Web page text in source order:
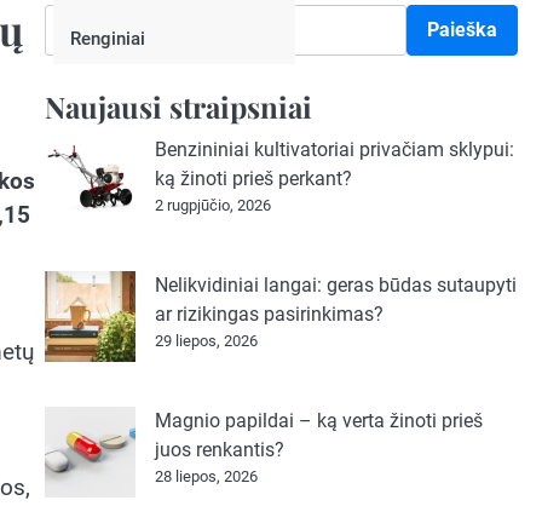
Renginiai Paieška
Naujausi straipsniai
Benzininiai kultivatoriai privačiam sklypui:
ką žinoti prieš perkant?
2 rugpjūčio, 2026
Nelikvidiniai langai: geras būdas sutaupyti
ar rizikingas pasirinkimas?
29 liepos, 2026
Magnio papildai – ką verta žinoti prieš
juos renkantis?
28 liepos, 2026